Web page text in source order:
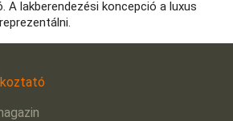
A lakberendezési koncepció a luxus